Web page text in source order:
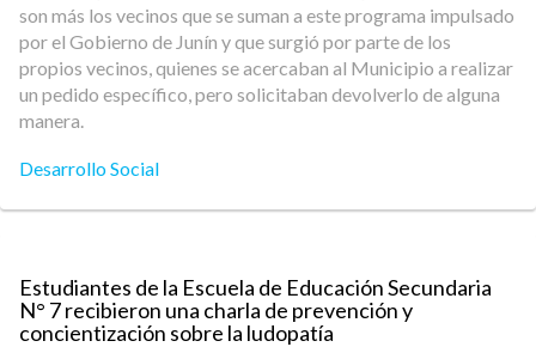
son más los vecinos que se suman a este programa impulsado
por el Gobierno de Junín y que surgió por parte de los
propios vecinos, quienes se acercaban al Municipio a realizar
un pedido específico, pero solicitaban devolverlo de alguna
manera.
Desarrollo Social
Estudiantes de la Escuela de Educación Secundaria
N° 7 recibieron una charla de prevención y
concientización sobre la ludopatía